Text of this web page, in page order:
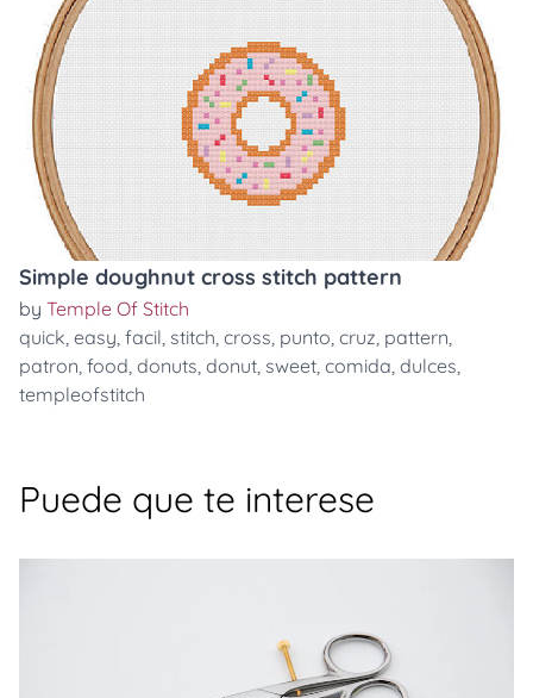
Simple doughnut cross stitch pattern
by Temple Of Stitch
quick, easy, facil, stitch, cross, punto, cruz, pattern,
patron, food, donuts, donut, sweet, comida, dulces,
templeofstitch
Puede que te interese